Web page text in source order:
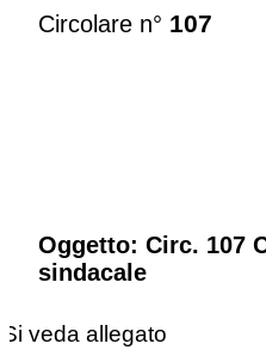
Circolare n° 107
Oggetto: Circ. 107
sindacale
Si veda allegato